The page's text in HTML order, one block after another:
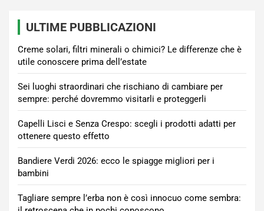
ULTIME PUBBLICAZIONI
Creme solari, filtri minerali o chimici? Le differenze che è
utile conoscere prima dell’estate
Sei luoghi straordinari che rischiano di cambiare per
sempre: perché dovremmo visitarli e proteggerli
Capelli Lisci e Senza Crespo: scegli i prodotti adatti per
ottenere questo effetto
Bandiere Verdi 2026: ecco le spiagge migliori per i
bambini
Tagliare sempre l’erba non è così innocuo come sembra: